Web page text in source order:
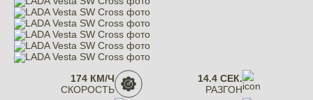
174 КМ/Ч
СКОРОСТЬ
14.4 СЕК.
РАЗГОН